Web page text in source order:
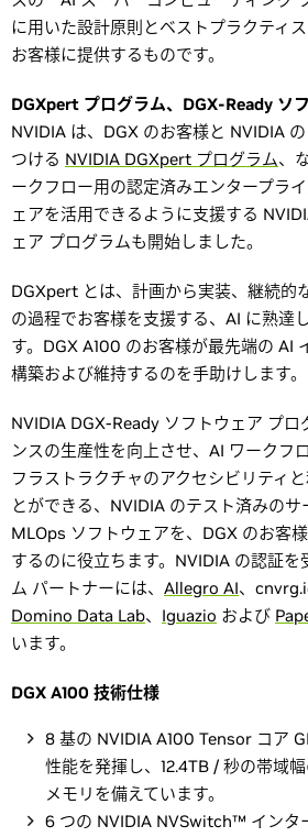
に用いた設計原則とベストプラクティ
お客様に提供するものです。
DGXpert プログラム、DGX-Ready ソ
NVIDIA は、DGX のお客様と NVIDIA
つける NVIDIA DGXpert プログラム、
ークフロー用の認定済みエンタープラ
ェアを活用できるように支援する
ェア プログラムも開始しました。
DGXpert とは、計画から実装、継続的
の過程でお客様を支援する、AI に熟達
す。DGX A100 のお客様が最先端の AI
構築および維持するのを手助けします。
NVIDIA DGX-Ready ソフトウェア プロ
ンスの生産性を向上させ、AI ワークフ
フラストラクチャのアクセシビリティ
とができる、NVIDIA のテスト済みのサ
MLOps ソフトウェアを、DGX のお客
するのに役立ちます。NVIDIA の認証を
ム パートナーには、 Allegro AI、
Domino Data Lab、 Iguazio および
います。
DGX A100 技術仕様
8 基の NVIDIA A100 Tensor コア
性能を発揮し、12.4TB / 秒の帯域
メモリを備えています。
6 つの NVIDIA NVSwitch™ インタ